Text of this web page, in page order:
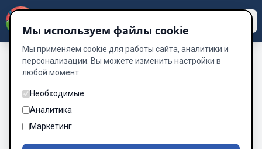
Мы используем файлы cookie
Мы применяем cookie для работы сайта, аналитики и
персонализации. Вы можете изменить настройки в
любой момент.
Необходимые
Аналитика
Маркетинг